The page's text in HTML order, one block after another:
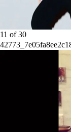
11 of30